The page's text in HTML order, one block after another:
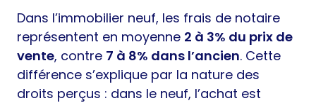
Dans l’immobilier neuf, les frais de notaire
représentent en moyenne 2 à 3% du prix de
vente, contre 7 à 8% dans l’ancien. Cette
différence s’explique par la nature des
droits perçus : dans le neuf, l’achat est